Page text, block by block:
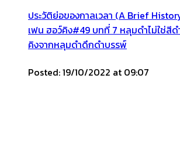
ประวัติย่อของกาลเวลา (A Brief
เฟน ฮอว์คิง#49 บทที่ 7 หลุมดำไม่ใช่สีด
คิงจากหลุมดำดึกดำบรรพ์
Posted: 19/10/2022 at 09:07